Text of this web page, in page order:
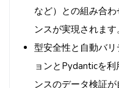
など）との組み合
ンスが実現されます。
型安全性と自動バ
ョンとPydanticを
ンスのデータ検証